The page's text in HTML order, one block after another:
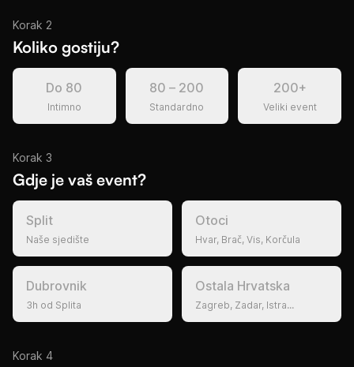
Korak 2
Koliko gostiju?
Do 80
Intimno
80 – 200
Standardno
200+
Veliki event
Korak 3
Gdje je vaš event?
Split
Naše sjedište
Otoci
Hvar, Brač, Vis, Korčula
Dubrovnik
3h od Splita
Ostala Hrvatska
Zagreb, Zadar, Istra...
Korak 4